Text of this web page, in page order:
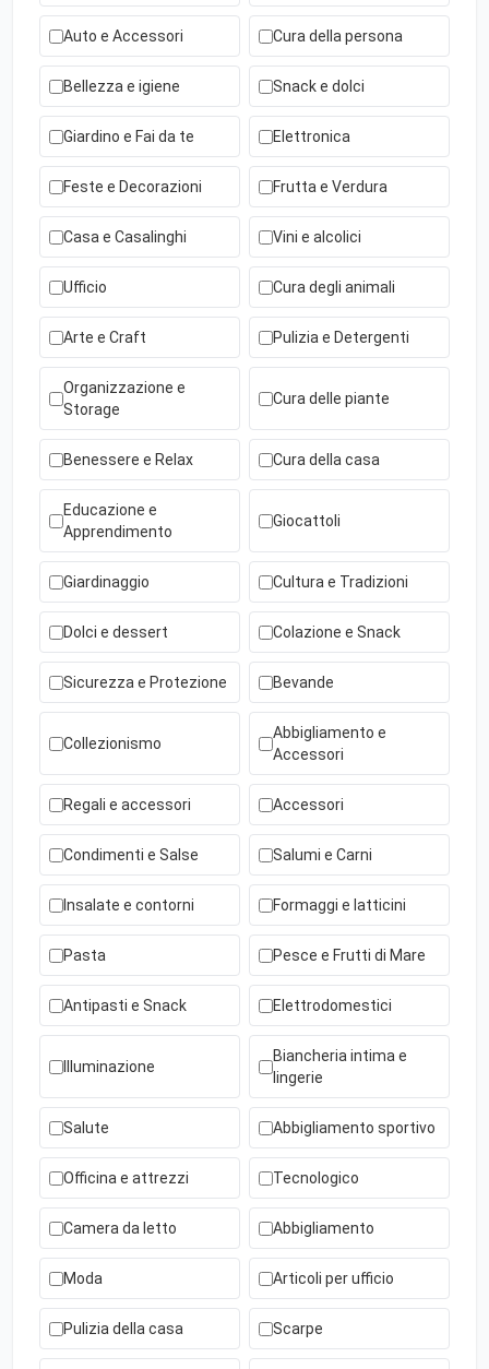
Auto e Accessori Cura della persona
Bellezza e igiene Snack e dolci
Giardino e Fai da te Elettronica
Feste e Decorazioni Frutta e Verdura
Casa e Casalinghi Vini e alcolici
Ufficio Cura degli animali
Arte e Craft Pulizia e Detergenti
Organizzazione e
Storage
Cura delle piante
Benessere e Relax Cura della casa
Educazione e
Apprendimento
Giocattoli
Giardinaggio Cultura e Tradizioni
Dolci e dessert Colazione e Snack
Sicurezza e Protezione Bevande
Collezionismo
Abbigliamento e
Accessori
Regali e accessori Accessori
Condimenti e Salse Salumi e Carni
Insalate e contorni Formaggi e latticini
Pasta Pesce e Frutti di Mare
Antipasti e Snack Elettrodomestici
Illuminazione
Biancheria intima e
lingerie
Salute Abbigliamento sportivo
Officina e attrezzi Tecnologico
Camera da letto Abbigliamento
Moda Articoli per ufficio
Pulizia della casa Scarpe